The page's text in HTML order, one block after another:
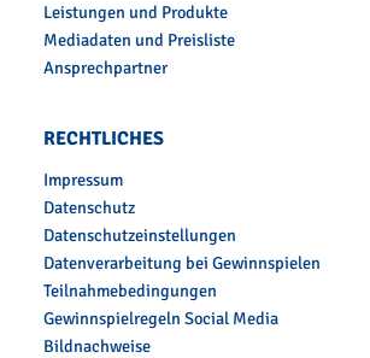
Leistungen und Produkte
Mediadaten und Preisliste
Ansprechpartner
RECHTLICHES
Impressum
Datenschutz
Datenschutzeinstellungen
Datenverarbeitung bei Gewinnspielen
Teilnahmebedingungen
Gewinnspielregeln Social Media
Bildnachweise